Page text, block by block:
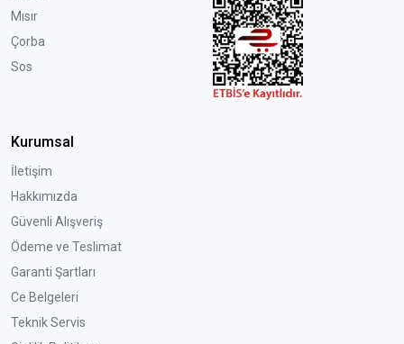
Mısır
Çorba
Sos
Kurumsal
İletişim
Hakkımızda
Güvenli Alışveriş
Ödeme ve Teslimat
Garanti Şartları
Ce Belgeleri
Teknik Servis